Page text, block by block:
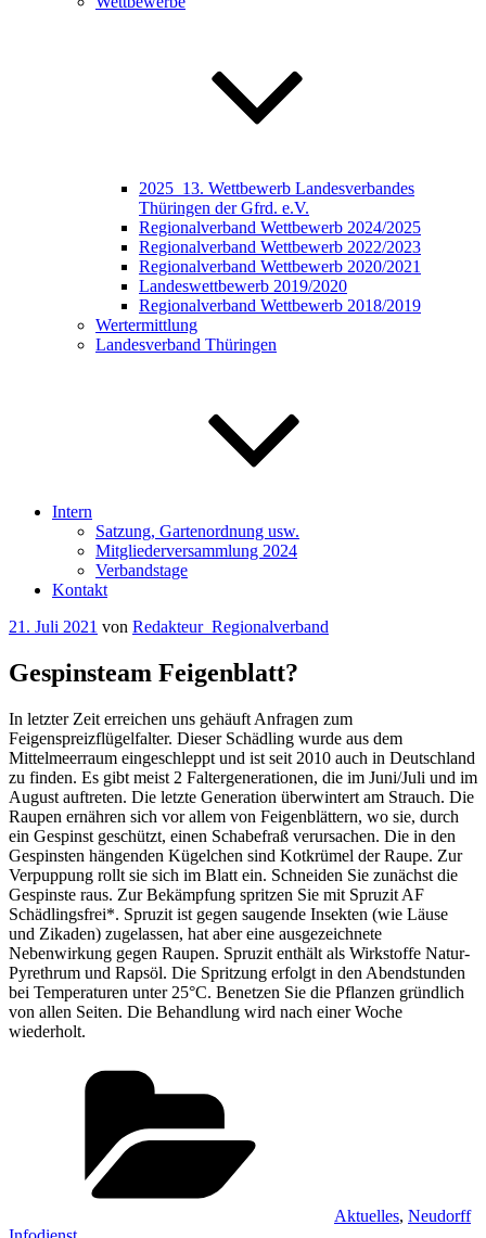
2025_13. Wettbewerb Landesverbandes
Thüringen der Gfrd. e.V.
Regionalverband Wettbewerb 2024/2025
Regionalverband Wettbewerb 2022/2023
Regionalverband Wettbewerb 2020/2021
Landeswettbewerb 2019/2020
Regionalverband Wettbewerb 2018/2019
Wertermittlung
Landesverband Thüringen
Intern
Satzung, Gartenordnung usw.
Mitgliederversammlung 2024
Verbandstage
Kontakt
Veröffentlicht
21. Juli 2021 von Redakteur_Regionalverband
Gespinsteam Feigenblatt?
In letzter Zeit erreichen uns gehäuft Anfragen zum
Feigenspreizflügelfalter. Dieser Schädling wurde aus dem
Mittelmeerraum eingeschleppt und ist seit 2010 auch in Deutschland
zu finden. Es gibt meist 2 Faltergenerationen, die im Juni/Juli und im
August auftreten. Die letzte Generation überwintert am Strauch. Die
Raupen ernähren sich vor allem von Feigenblättern, wo sie, durch
ein Gespinst geschützt, einen Schabefraß verursachen. Die in den
Gespinsten hängenden Kügelchen sind Kotkrümel der Raupe. Zur
Verpuppung rollt sie sich im Blatt ein. Schneiden Sie zunächst die
Gespinste raus. Zur Bekämpfung spritzen Sie mit Spruzit AF
Schädlingsfrei*. Spruzit ist gegen saugende Insekten (wie Läuse
und Zikaden) zugelassen, hat aber eine ausgezeichnete
Nebenwirkung gegen Raupen. Spruzit enthält als Wirkstoffe Natur-
Pyrethrum und Rapsöl. Die Spritzung erfolgt in den Abendstunden
bei Temperaturen unter 25°C. Benetzen Sie die Pflanzen gründlich
von allen Seiten. Die Behandlung wird nach einer Woche
wiederholt.
Aktuelles, Neudorff